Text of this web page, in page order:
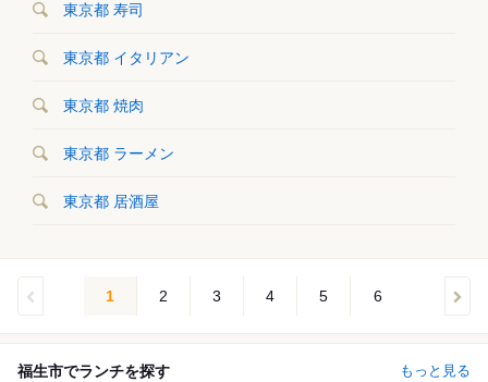
東京都 寿司
東京都 イタリアン
東京都 焼肉
東京都 ラーメン
東京都 居酒屋
1 2 3 4 5 6
福生市でランチを探す もっと見る